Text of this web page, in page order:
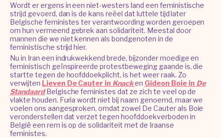
Wordt er ergens in een niet-westers land een feministische
strijd gevoerd, dan is de kans reëel dat luttele tijd later
Belgische feministes ter verantwoording worden geroepen
om hun vermeend gebrek aan solidariteit. Meestal door
mannen die we niet kennen als bondgenoten in de
feministische strijd hier.
Nu in Iran een indrukwekkend brede, bijzonder moedige en
feministisch geïnspireerde protestbeweging gaande is, die
startte tegen de hoofddoekplicht, is het weer raak. Zo
verwijten Lieven De Cauter in Knacken Gideon Boie in De
StandaardBelgische feministes dat ze zich te veel op de
vlakte houden. Furia wordt niet bij naam genoemd, maar we
voelen ons aangesproken, omdat zowel De Cauter als Boie
veronderstellen dat verzet tegen hoofddoekverboden in
België een rem is op de solidariteit met de Iraanse
feministes.